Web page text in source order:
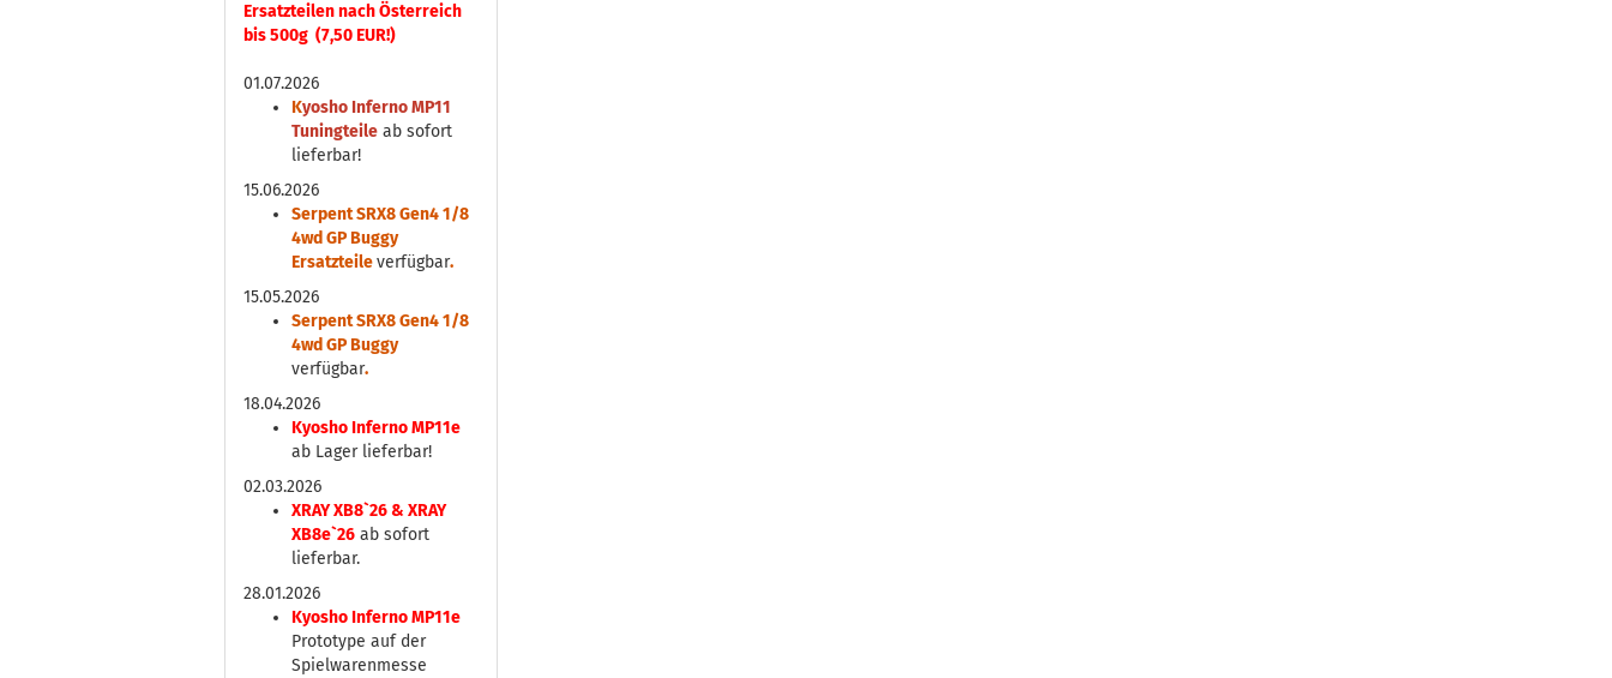
Ersatzteilen nach Österreich
bis 500g (7,50 EUR!)
01.07.2026
Kyosho Inferno MP11
Tuningteile ab sofort
lieferbar!
15.06.2026
Serpent SRX8 Gen4 1/8
4wd GP Buggy
Ersatzteileverfügbar.
15.05.2026
Serpent SRX8 Gen4 1/8
4wd GP Buggy
verfügbar.
18.04.2026
Kyosho Inferno MP11e
ab Lager lieferbar!
02.03.2026
XRAY XB8`26 & XRAY
XB8e`26 ab sofort
lieferbar.
28.01.2026
Kyosho Inferno MP11e
Prototype auf der
Spielwarenmesse